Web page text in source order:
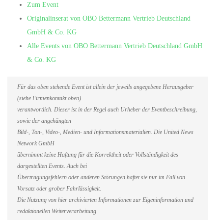
Zum Event
Originalinserat von OBO Bettermann Vertrieb Deutschland
GmbH & Co. KG
Alle Events von OBO Bettermann Vertrieb Deutschland GmbH
& Co. KG
Für das oben stehende Event ist allein der jeweils angegebene Herausgeber
(siehe Firmenkontakt oben)
verantwortlich. Dieser ist in der Regel auch Urheber der Eventbeschreibung,
sowie der angehängten
Bild-, Ton-, Video-, Medien- und Informationsmaterialien. Die United News
Network GmbH
übernimmt keine Haftung für die Korrektheit oder Vollständigkeit des
dargestellten Events. Auch bei
Übertragungsfehlern oder anderen Störungen haftet sie nur im Fall von
Vorsatz oder grober Fahrlässigkeit.
Die Nutzung von hier archivierten Informationen zur Eigeninformation und
redaktionellen Weiterverarbeitung